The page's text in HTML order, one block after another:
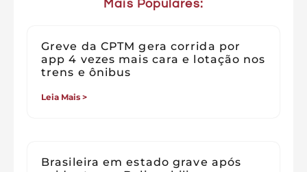
Mais Populares:
Greve da CPTM gera corrida por
app 4 vezes mais cara e lotação nos
trens e ônibus
Leia Mais >
Brasileira em estado grave após